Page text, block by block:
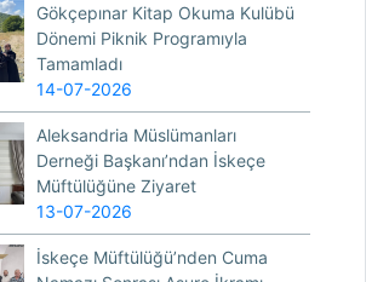
Gökçepınar Kitap Okuma Kulübü
Dönemi Piknik Programıyla
Tamamladı
14-07-2026
Aleksandria Müslümanları
Derneği Başkanı’ndan İskeçe
Müftülüğüne Ziyaret
13-07-2026
İskeçe Müftülüğü’nden Cuma